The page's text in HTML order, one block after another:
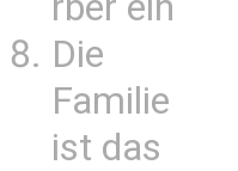
Die
Familie
ist das